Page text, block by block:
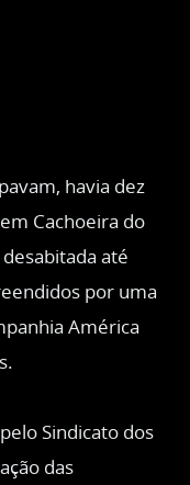
havia dez
Cachoeira do
até
por uma
América
Sindicato dos
das